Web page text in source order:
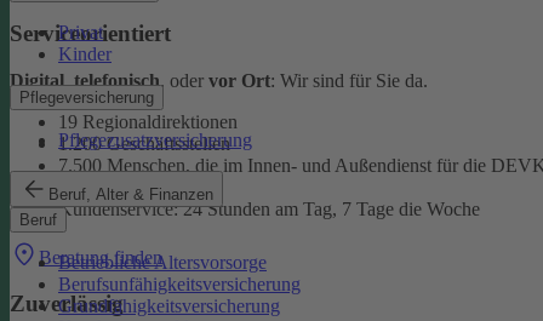
Privat
Kinder
Pflegeversicherung
Pflegezusatzversicherung
Beruf, Alter & Finanzen
Beruf
Betriebliche Altersvorsorge
Berufsunfähigkeitsversicherung
Grundfähigkeitsversicherung
Serviceorientiert
Digital,telefonisch, oder vor Ort: Wir sind für Sie da.
19 Regionaldirektionen
1.200 Geschäftsstellen
7.500 Menschen, die im Innen- und Außendienst für die
arbeiten
Kundenservice: 24 Stunden am Tag, 7 Tage die Woche
Beratung finden
Zuverlässig